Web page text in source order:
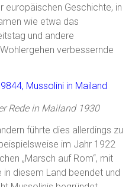
europäischen Geschichte, in
wie etwa das
und andere
verbessernde
Rede in Mailand 1930
führte dies allerdings zu
im Jahr 1922
„Marsch auf Rom“, mit
diesem Land beendet und